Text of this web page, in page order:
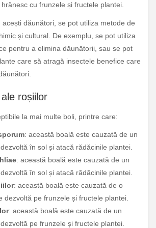
cu frunzele și fructele plantei.
acești dăunători, se pot utiliza metode de
și cultural. De exemplu, se pot utiliza
pentru a elimina dăunătorii, sau se pot
care să atragă insectele benefice care
roșiilor
la mai multe boli, printre care:
: această boală este cauzată de un
în sol și atacă rădăcinile plantei.
: această boală este cauzată de un
în sol și atacă rădăcinile plantei.
: această boală este cauzată de o
dezvoltă pe frunzele și fructele plantei.
: această boală este cauzată de un
pe frunzele și fructele plantei.